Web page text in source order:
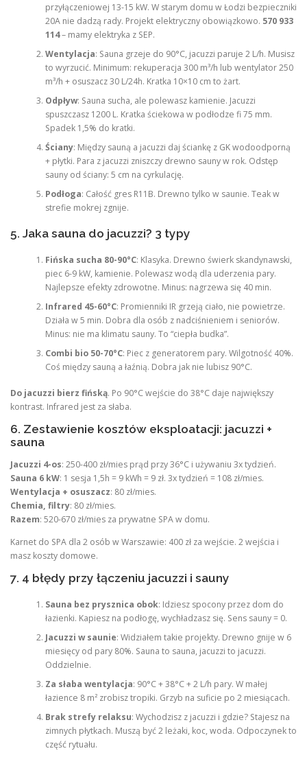
przyłączeniowej 13-15 kW. W starym domu w Łodzi bezpieczniki
20A nie dadzą rady. Projekt elektryczny obowiązkowo. 570 933
114– mamy elektryka z SEP.
Wentylacja: Sauna grzeje do 90°C, jacuzzi paruje 2 L/h. Musisz
to wyrzucić. Minimum: rekuperacja 300 m³/h lub wentylator 250
m³/h + osuszacz 30 L/24h. Kratka 10×10 cm to żart.
Odpływ: Sauna sucha, ale polewasz kamienie. Jacuzzi
spuszczasz 1200 L. Kratka ściekowa w podłodze fi 75 mm.
Spadek 1,5% do kratki.
Ściany: Między sauną a jacuzzi daj ściankę z GK wodoodporną
+ płytki. Para z jacuzzi zniszczy drewno sauny w rok. Odstęp
sauny od ściany: 5 cm na cyrkulację.
Podłoga: Całość gres R11B. Drewno tylko w saunie. Teak w
strefie mokrej zgnije.
5. Jaka sauna do jacuzzi? 3 typy
Fińska sucha 80-90°C: Klasyka. Drewno świerk skandynawski,
piec 6-9 kW, kamienie. Polewasz wodą dla uderzenia pary.
Najlepsze efekty zdrowotne. Minus: nagrzewa się 40 min.
Infrared 45-60°C: Promienniki IR grzeją ciało, nie powietrze.
Działa w 5 min. Dobra dla osób z nadciśnieniem i seniorów.
Minus: nie ma klimatu sauny. To “ciepła budka”.
Combi bio 50-70°C: Piec z generatorem pary. Wilgotność 40%.
Coś między sauną a łaźnią. Dobra jak nie lubisz 90°C.
Do jacuzzi bierz fińską. Po 90°C wejście do 38°C daje największy
kontrast. Infrared jest za słaba.
6. Zestawienie kosztów eksploatacji: jacuzzi +
sauna
Jacuzzi 4-os: 250-400 zł/mies prąd przy 36°C i używaniu 3x tydzień.
Sauna 6 kW: 1 sesja 1,5h = 9 kWh = 9 zł. 3x tydzień = 108 zł/mies.
Wentylacja + osuszacz: 80 zł/mies.
Chemia, filtry: 80 zł/mies.
Razem: 520-670 zł/mies za prywatne SPA w domu.
Karnet do SPA dla 2 osób w Warszawie: 400 zł za wejście. 2 wejścia i
masz koszty domowe.
7. 4 błędy przy łączeniu jacuzzi i sauny
Sauna bez prysznica obok: Idziesz spocony przez dom do
łazienki. Kapiesz na podłogę, wychładzasz się. Sens sauny = 0.
Jacuzzi w saunie: Widziałem takie projekty. Drewno gnije w 6
miesięcy od pary 80%. Sauna to sauna, jacuzzi to jacuzzi.
Oddzielnie.
Za słaba wentylacja: 90°C + 38°C + 2 L/h pary. W małej
łazience 8 m² zrobisz tropiki. Grzyb na suficie po 2 miesiącach.
Brak strefy relaksu: Wychodzisz z jacuzzi i gdzie? Stajesz na
zimnych płytkach. Muszą być 2 leżaki, koc, woda. Odpoczynek to
część rytuału.